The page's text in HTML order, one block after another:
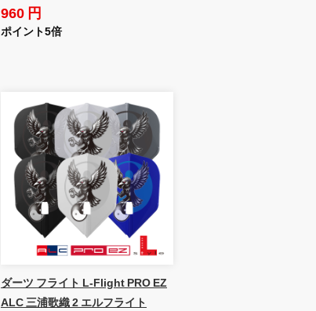
960 円
ポイント5倍
ダーツ フライト L-Flight PRO EZ
ALC 三浦歌織 2 エルフライト